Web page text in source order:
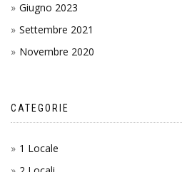
Giugno 2023
Settembre 2021
Novembre 2020
CATEGORIE
1 Locale